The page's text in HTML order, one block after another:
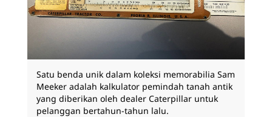
Satu benda unik dalam koleksi memorabilia Sam
Meeker adalah kalkulator pemindah tanah antik
yang diberikan oleh dealer Caterpillar untuk
pelanggan bertahun-tahun lalu.